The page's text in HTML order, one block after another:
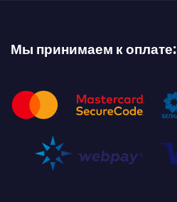
Мы принимаем к оплате: